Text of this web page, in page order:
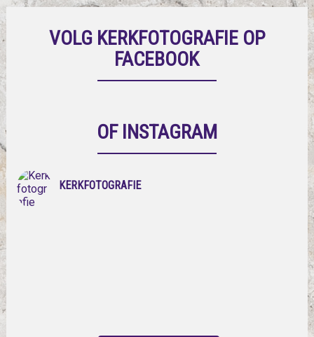
VOLG KERKFOTOGRAFIE OP
FACEBOOK
OF INSTAGRAM
KERKFOTOGRAFIE